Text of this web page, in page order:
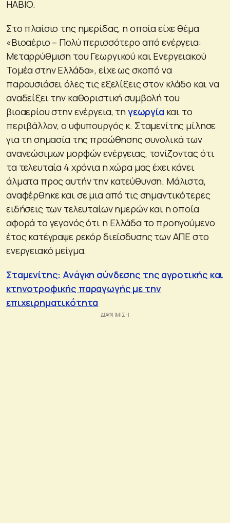
HABIO.
Στο πλαίσιο της ημερίδας, η οποία είχε θέμα
«Βιοαέριο – Πολύ περισσότερο από ενέργεια:
Μεταρρύθμιση του Γεωργικού και Ενεργειακού
Τομέα στην Ελλάδα», είχε ως σκοπό να
παρουσιάσει όλες τις εξελίξεις στον κλάδο και να
αναδείξει την καθοριστική συμβολή του
βιοαερίου στην ενέργεια, τηγεωργία και το
περιβάλλον, ο υφυπουργός κ. Σταμενίτης μίλησε
για τη σημασία της προώθησης συνολικά των
ανανεώσιμων μορφών ενέργειας, τονίζοντας ότι
τα τελευταία 4 χρόνια η χώρα μας έχει κάνει
άλματα προς αυτήν την κατεύθυνση. Μάλιστα,
αναφέρθηκε και σε μια από τις σημαντικότερες
ειδήσεις των τελευταίων ημερών και η οποία
αφορά το γεγονός ότι η Ελλάδα το προηγούμενο
έτος κατέγραψε ρεκόρ διείσδυσης των ΑΠΕ στο
ενεργειακό μείγμα.
Σταμενίτης: Ανάγκη σύνδεσης της αγροτικής και
κτηνοτροφικής παραγωγής με την
επιχειρηματικότητα